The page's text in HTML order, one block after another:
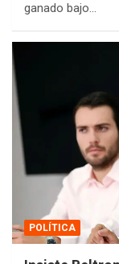
ganado bajo…
POLÍTICA